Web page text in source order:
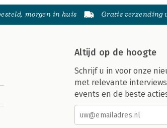
morgen in huis Gratis verzending
Altijd op de hoogte
Schrijf u in voor onze
met relevante
events en de beste